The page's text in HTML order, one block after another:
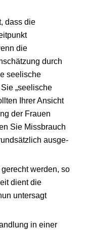
dass die
die
durch
seelische
„seelische
Ihrer Ansicht
der Frauen
Sie Missbrauch
ausge-
werden, so
dient die
untersagt
in einer